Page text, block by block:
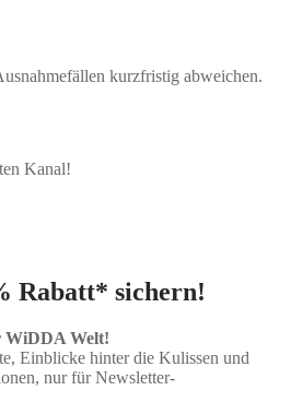
kurzfristig abweichen.
Kanal!
Rabatt* sichern!
WiDDA Welt!
Einblicke hinter die Kulissen und
nur für Newsletter-